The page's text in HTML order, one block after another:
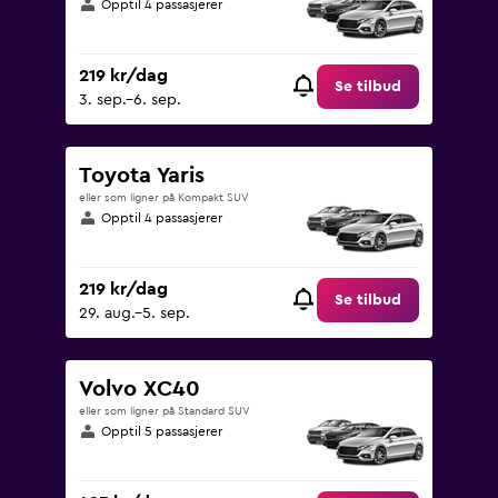
Opptil 4 passasjerer
219 kr/dag
3. sep.–6. sep.
Se tilbud
Toyota Yaris
eller som ligner på Kompakt SUV
Opptil 4 passasjerer
219 kr/dag
29. aug.–5. sep.
Se tilbud
Volvo XC40
eller som ligner på Standard SUV
Opptil 5 passasjerer